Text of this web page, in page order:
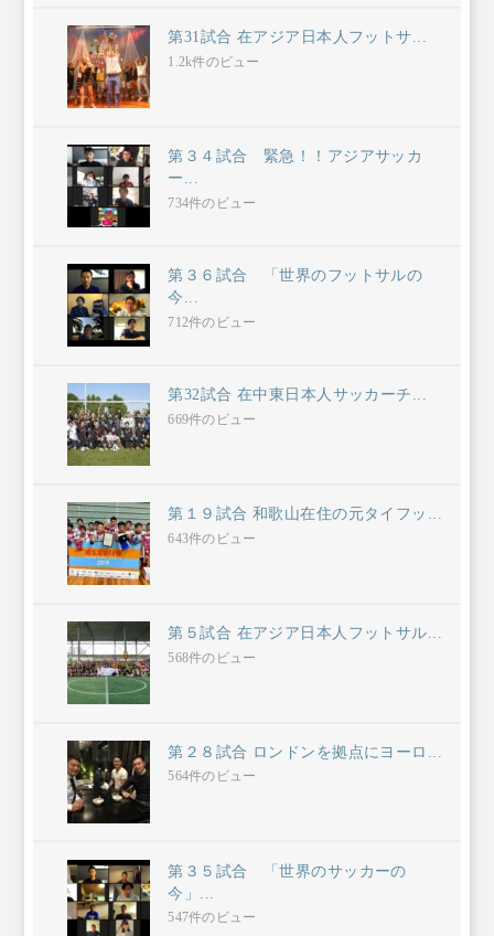
第31試合 在アジア日本人フットサ...
1.2k件のビュー
第３４試合 緊急！！アジアサッカ
ー...
734件のビュー
第３６試合 「世界のフットサルの
今...
712件のビュー
第32試合 在中東日本人サッカーチ...
669件のビュー
第１９試合 和歌山在住の元タイフッ...
643件のビュー
第５試合 在アジア日本人フットサル...
568件のビュー
第２８試合 ロンドンを拠点にヨーロ...
564件のビュー
第３５試合 「世界のサッカーの
今」...
547件のビュー